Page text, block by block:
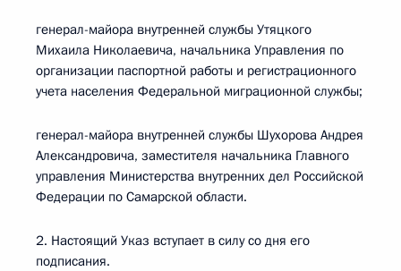
генерал-майора внутренней службы Утяцкого
Михаила Николаевича, начальника Управления по
организации паспортной работы и регистрационного
учета населения Федеральной миграционной службы;
генерал-майора внутренней службы Шухорова Андрея
Александровича, заместителя начальника Главного
управления Министерства внутренних дел Российской
Федерации по Самарской области.
2. Настоящий Указ вступает в силу со дня его
подписания.